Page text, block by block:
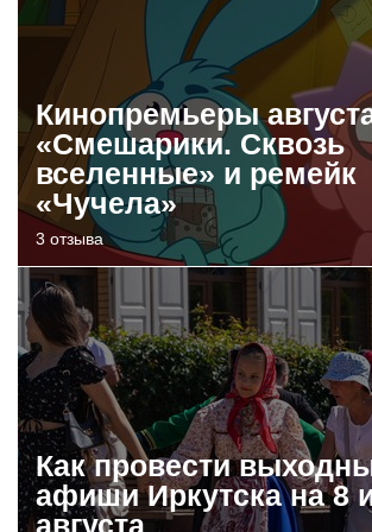
Кинопремьеры
«Смешарики. Сквозь
вселенные» и ремейк
«Чучела»
3 отзыва
Как провести
афиши Иркутска на 8
августа